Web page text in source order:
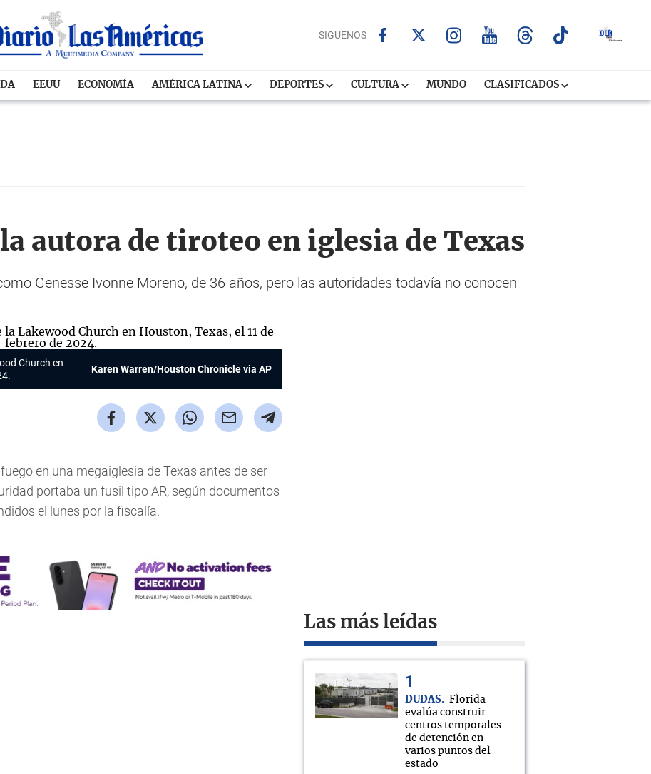
SIGUENOS
EEUU ECONOMÍA AMÉRICA LATINA DEPORTES CULTURA MUNDO CLASIFICADOS
autora de tiroteo en iglesia de Texas
Genesse Ivonne Moreno, de 36 años, pero las autoridades todavía no conocen
Church en
Karen Warren/Houston Chronicle via AP
en una megaiglesia de Texas antes de ser
portaba un fusil tipo AR, según documentos
el lunes por la fiscalía.
Las más leídas
DUDAS
Florida
evalúa construir
centros temporales
de detención en
varios puntos del
estado